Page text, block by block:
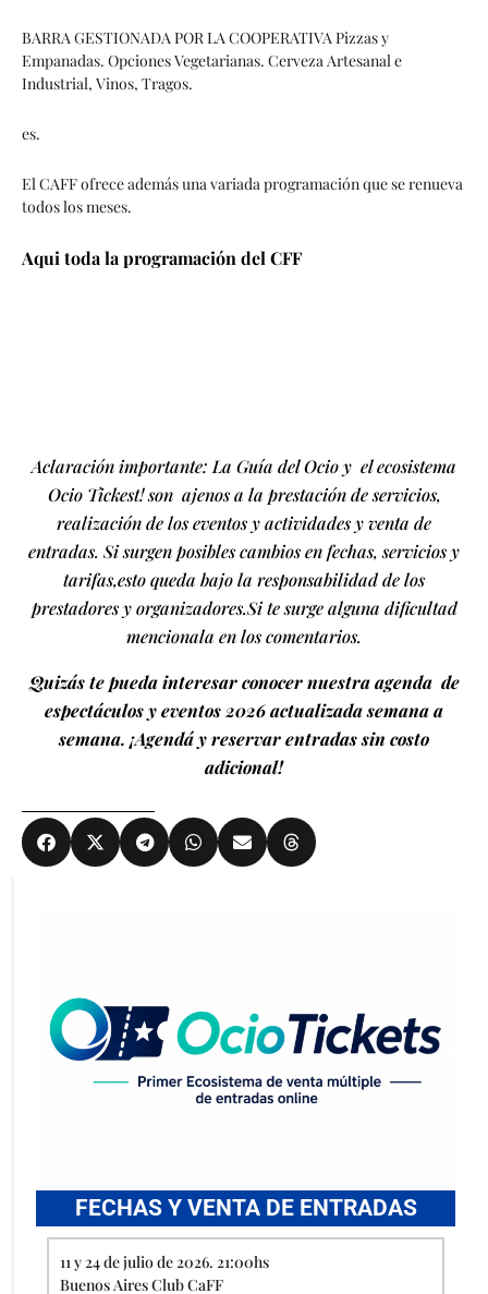
BARRA GESTIONADA POR LA COOPERATIVA Pizzas y
Empanadas. Opciones Vegetarianas. Cerveza Artesanal e
Industrial, Vinos, Tragos.
es.
El CAFF ofrece además una variada programación que se renueva
todos los meses.
Aqui toda la programación del CFF
Aclaración importante: La Guía del Ocio y el ecosistema
Ocio Tickest! son ajenos a la prestación de servicios,
realización de los eventos y actividades y venta de
entradas. Si surgen posibles cambios en fechas, servicios y
tarifas,esto queda bajo la responsabilidad de los
prestadores y organizadores.Si te surge alguna dificultad
mencionala en los comentarios.
Quizás te pueda interesar conocer nuestra agenda de
espectáculos y eventos 2026 actualizada semana a
semana. ¡Agendá y reservar entradas sin costo
adicional!
FECHAS Y VENTA DE ENTRADAS
11 y 24 de julio de 2026. 21:00hs
Buenos Aires Club CaFF